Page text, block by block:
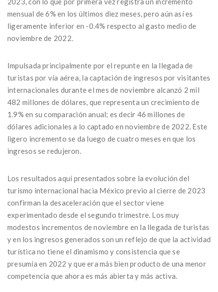
mensual de 6% en los últimos diez meses, pero aún así es
ligeramente inferior en -0.4% respecto al gasto medio de
noviembre de 2022.
Impulsada principalmente por el repunte en la llegada de
turistas por vía aérea, la captación de ingresos por visitantes
internacionales durante el mes de noviembre alcanzó 2 mil
482 millones de dólares, que representa un crecimiento de
1.9% en su comparación anual; es decir 46 millones de
dólares adicionales a lo captado en noviembre de 2022. Este
ligero incremento se da luego de cuatro meses en que los
ingresos se redujeron.
Los resultados aquí presentados sobre la evolución del
turismo internacional hacia México previo al cierre de 2023
confirman la desaceleración que el sector viene
experimentado desde el segundo trimestre. Los muy
modestos incrementos de noviembre en la llegada de turistas
y en los ingresos generados son un reflejo de que la actividad
turística no tiene el dinamismo y consistencia que se
presumía en 2022 y que era más bien producto de una menor
competencia que ahora es más abierta y más activa.